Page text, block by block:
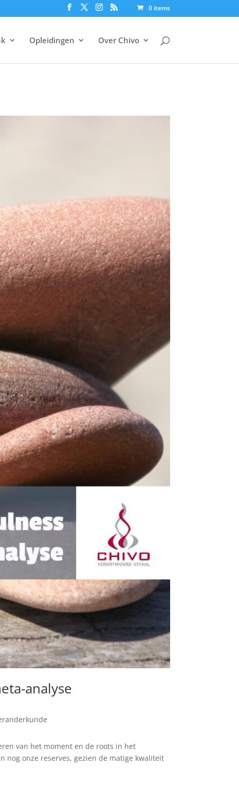
0 items
Opleidingen Over Chivo
analyse
van het moment en de roots in het
nog onze reserves, gezien de matige kwaliteit